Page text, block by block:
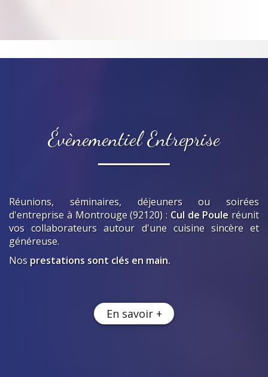
Évènementiel Entreprise
Réunions, séminaires, déjeuners ou soirées
d'entreprise à Montrouge (92120) : Cul de Poule réunit
vos collaborateurs autour d'une cuisine sincère et
généreuse.
Nos prestations sont clés en main.
En savoir +